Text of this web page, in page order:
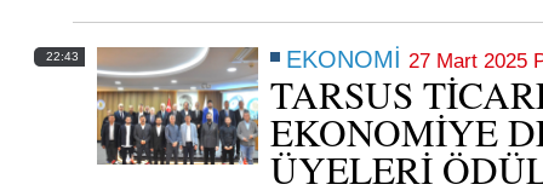
Tarsus Ticaret Borsası yönetim kurulu
toplandı
Tarsus Ticaret Borsası yönetim kurulu tarım ve ekonomi
EKONOMİ 27 Mart 2025
TARSUS
EKONOMİYE
ÜYELERİ
22:43